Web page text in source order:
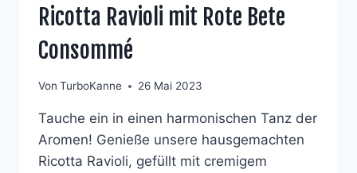
Ricotta Ravioli mit Rote Bete
Consommé
Von TurboKanne 26 Mai 2023
Tauche ein in einen harmonischen Tanz der
Aromen! Genieße unsere hausgemachten
Ricotta Ravioli, gefüllt mit cremigem